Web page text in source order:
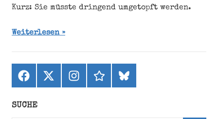
Kurz: Sie müsste dringend umgetopft werden.
Weiterlesen
Facebook
X
(ehemals
Instagramthreadsbluesky
SUCHE